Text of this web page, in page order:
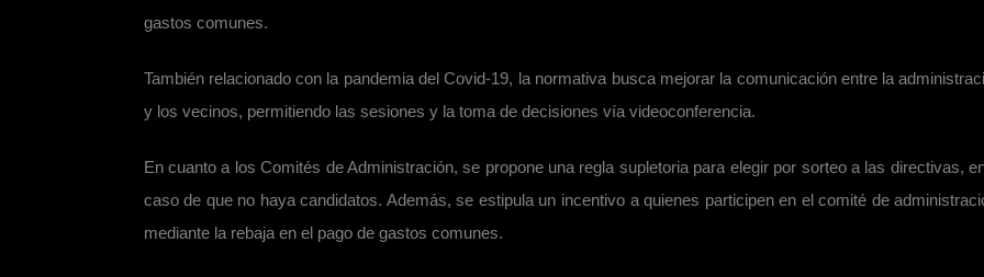
gastos comunes.
También relacionado con la pandemia del Covid-19, la normativa busca mejorar la comunicación entre la
y los vecinos, permitiendo las sesiones y la toma de decisiones vía videoconferencia.
En cuanto a los Comités de Administración, se propone una regla supletoria para elegir por sorteo a las directivas,
caso de que no haya candidatos. Además, se estipula un incentivo a quienes participen en el comité de
mediante la rebaja en el pago de gastos comunes.